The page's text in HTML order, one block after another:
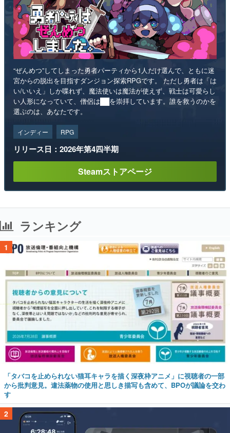
“ぜんめつ”してしまった勇者パーティから1人だけ選んで、ともに迷
宮からの脱出を目指すダンジョン探索RPGです。 ただし勇者は「は
い/いいえ」しか喋れず、魔法使いは魔法が使えず、戦士は可愛らし
い人形になっていて、僧侶は██を崇拝しています。誰を救うのかを
選ぶのは、あなたです。
インディー RPG
リリース日：2026年第4四半期
Steamストアページ
ランキング
1
「タバコを止められない猫耳キャラを描く深夜枠アニメ」に視聴者の一部
から批判意見。違法薬物の使用と思しき描写も含めて、BPOが議論を交わ
す
2